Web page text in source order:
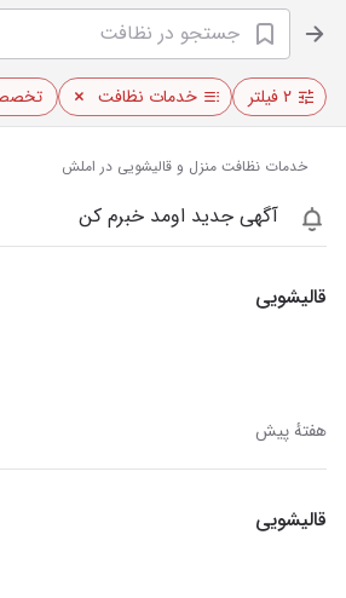
۲ فیلتر خدمات نظافت
خدمات نظافت منزل و قالیشویی در املش
آگهی جدید اومد خبرم کن
قالیشویی
هفتهٔ پیش
قالیشویی